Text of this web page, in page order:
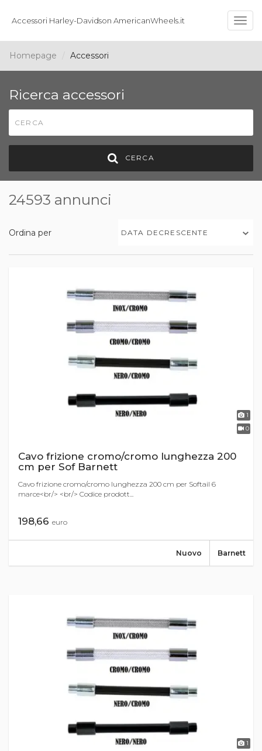
Accessori Harley-Davidson AmericanWheels.it
Homepage Accessori
Ricerca accessori
CERCA
24593 annunci
Ordina per DATA DECRESCENTE
1
0
Cavo frizione cromo/cromo lunghezza 200
cm per Sof Barnett
Cavo frizione cromo/cromo lunghezza 200 cm per Softail 6
marce<br/> <br/> Codice prodott...
198,66 euro
Barnett
Nuovo
1